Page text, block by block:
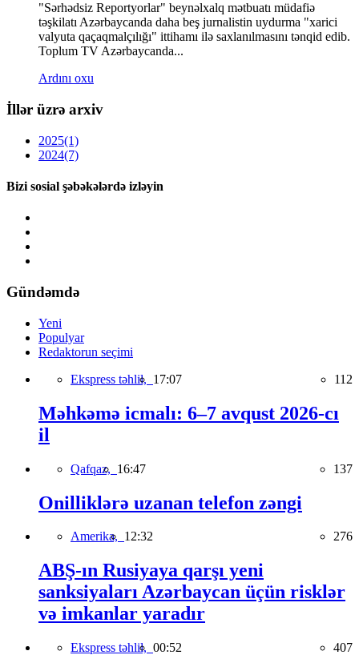
"Sərhədsiz Reportyorlar" beynəlxalq mətbuatı müdafiə
təşkilatı Azərbaycanda daha beş jurnalistin uydurma "xarici
valyuta qaçaqmalçılığı" ittihamı ilə saxlanılmasını tənqid edib.
Toplum TV Azərbaycanda...
Ardını oxu
İllər üzrə arxiv
2025(1)
2024(7)
Bizi sosial şəbəkələrdə izləyin
Gündəmdə
Yeni
Populyar
Redaktorun seçimi
Ekspress təhlil, 17:07 112
Məhkəmə icmalı: 6–7 avqust 2026-cı
il
Qafqaz, 16:47 137
Onilliklərə uzanan telefon zəngi
Amerika, 12:32 276
ABŞ-ın Rusiyaya qarşı yeni
sanksiyaları Azərbaycan üçün risklər
və imkanlar yaradır
Ekspress təhlil, 00:52 407